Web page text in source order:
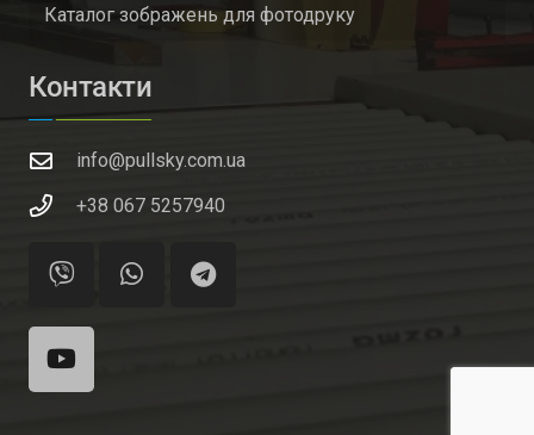
Каталог зображень для фотодруку
Контакти
info@pullsky.com.ua
+38 067 5257940